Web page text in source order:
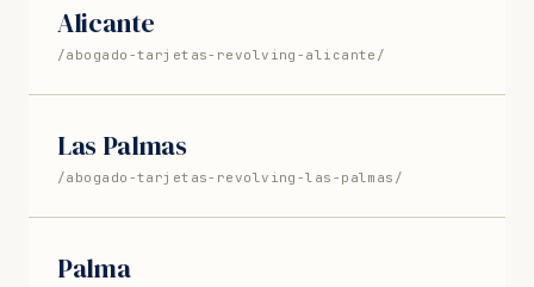
Alicante
/abogado-tarjetas-revolving-alicante/
Las Palmas
/abogado-tarjetas-revolving-las-palmas/
Palma